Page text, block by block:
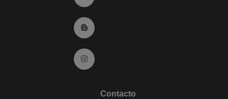
Ir al Blog (abre en ventana nueva)
Ir a Instagram (abre en ventana nueva)
Contacto